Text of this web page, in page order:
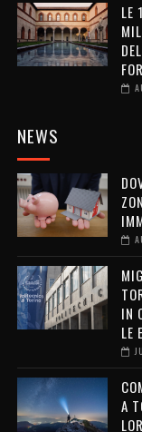
LE
NEWS
IN
LE
A